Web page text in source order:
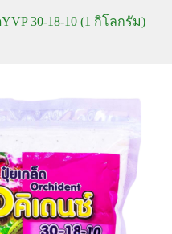
30-18-10 (1 กิโลกรัม)